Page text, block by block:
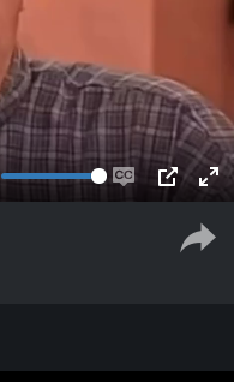
EnablePIP